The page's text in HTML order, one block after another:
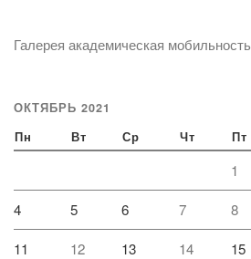
Галерея академическая мобильность
ОКТЯБРЬ 2021
Пн Вт Ср Чт Пт
1
4 5 6 7 8
11 12 13 14 15